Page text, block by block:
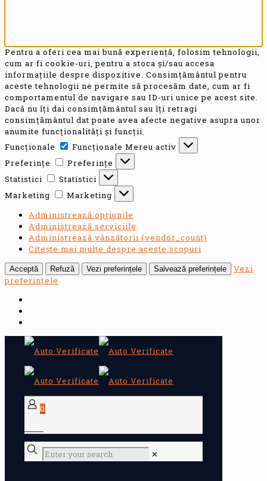
Pentru a oferi cea mai bună experiență, folosim tehnologii,
cum ar fi cookie-uri, pentru a stoca și/sau accesa
informațiile despre dispozitive. Consimțământul pentru
aceste tehnologii ne permite să procesăm date, cum ar fi
comportamentul de navigare sau ID-uri unice pe acest site.
Dacă nu îți dai consimțământul sau îți retragi
consimțământul dat poate avea afecte negative asupra unor
anumite funcționalități și funcții.
Funcționale
Funcționale Mereu activ
Preferințe
Preferințe
Statistici
Statistici
Marketing
Marketing
Administrează opțiunile
Administrează serviciile
Administrează vânzătorii {vendor_count}
Citește mai multe despre aceste scopuri
Acceptă Refuză Vezi preferințele Salvează preferințele
Vezi
preferințele
0
✕